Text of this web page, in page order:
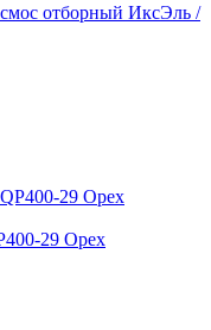
отборный ИксЭль /
29 Орех